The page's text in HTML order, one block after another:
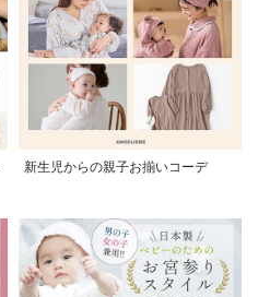
新生児からの親子お揃いコーデ